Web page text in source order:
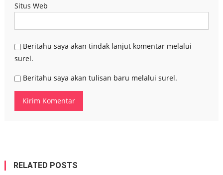
Situs Web
Beritahu saya akan tindak lanjut komentar melalui
surel.
Beritahu saya akan tulisan baru melalui surel.
RELATED POSTS